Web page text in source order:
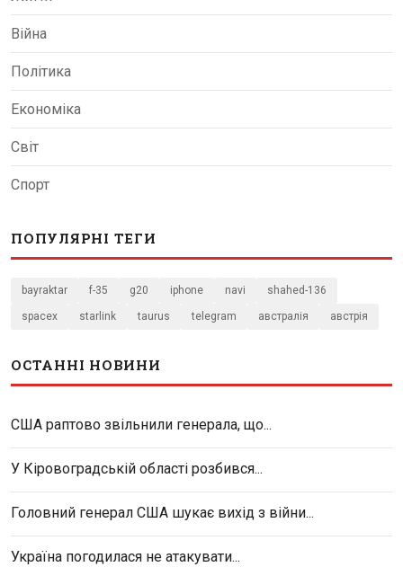
Війна
Політика
Економіка
Світ
Спорт
ПОПУЛЯРНІ ТЕГИ
bayraktar f-35 g20 iphone navi shahed-136
spacex starlink taurus telegram австралія австрія
ОСТАННІ НОВИНИ
США раптово звільнили генерала, що...
У Кіровоградській області розбився...
Головний генерал США шукає вихід з війни...
Україна погодилася не атакувати...